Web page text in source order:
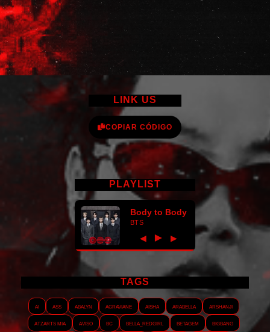
LINK US
COPIAR CÓDIGO
PLAYLIST
Body to Body
BTS
◀ ► ▶
TAGS
AI ASS Abalyn Agraviane Aisha Arabella
Arshanji
Atzarts Mia
Aviso BC Bella_RedGirl Betagem Bigbang